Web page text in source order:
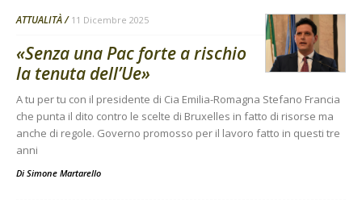
ATTUALITÀ 11 Dicembre 2025
«Senza una Pac forte a rischio
la tenuta dell’Ue»
A tu per tu con il presidente di Cia Emilia-Romagna Stefano Francia
che punta il dito contro le scelte di Bruxelles in fatto di risorse ma
anche di regole. Governo promosso per il lavoro fatto in questi tre
anni
Di Simone Martarello